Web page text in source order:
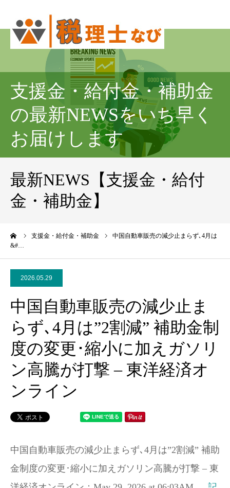
支援金・給付金・補助金
の最新NEWSをいち早く
お届けします
最新NEWS【支援金・給付
金・補助金】
支援金・給付金・補助金
中国自動車販売の減少止まらず､4月は
&#…
2026.05.29
中国自動車販売の減少止ま
らず､4月は”2割減” 補助金制
度の変更･縮小に加えガソリ
ン高騰が打撃 – 東洋経済オ
ンライン
中国自動車販売の減少止まらず､4月は”2割減” 補助
金制度の変更･縮小に加えガソリン高騰が打撃 – 東